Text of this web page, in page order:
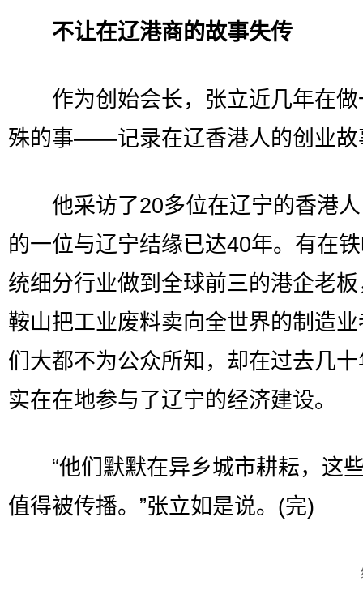
不让在辽港商的故事失传
作为创始会长，张立近几年在做
殊的事——记录在辽香港人的创业故
他采访了20多位在辽宁的香港人
的一位与辽宁结缘已达40年。有在
统细分行业做到全球前三的港企老
鞍山把工业废料卖向全世界的制造
们大都不为公众所知，却在过去几
实在在地参与了辽宁的经济建设。
“他们默默在异乡城市耕耘，这
值得被传播。”张立如是说。(完)